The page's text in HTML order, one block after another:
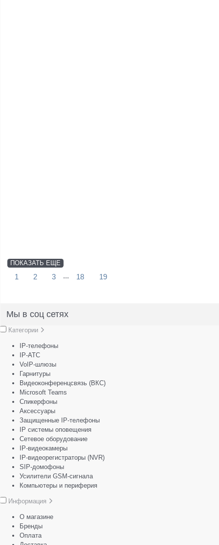
ПОКАЗАТЬ ЕЩЕ
1 2 3 ... 18 19
Мы в соц сетях
Категории
IP-телефоны
IP-АТС
VoIP-шлюзы
Гарнитуры
Видеоконференцсвязь (ВКС)
Microsoft Teams
Спикерфоны
Аксессуары
Защищенные IP-телефоны
IP системы оповещения
Сетевое оборудование
IP-видеокамеры
IP-видеорегистраторы (NVR)
SIP-домофоны
Усилители GSM-сигнала
Компьютеры и периферия
Информация
О магазине
Бренды
Оплата